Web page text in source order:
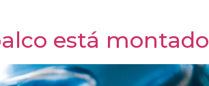
está montado